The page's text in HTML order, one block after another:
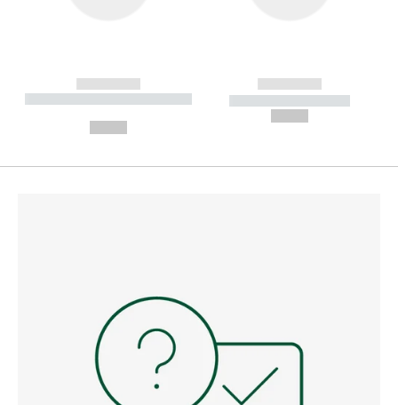
------------
----------- ----------- --------
------------
----------- -----------